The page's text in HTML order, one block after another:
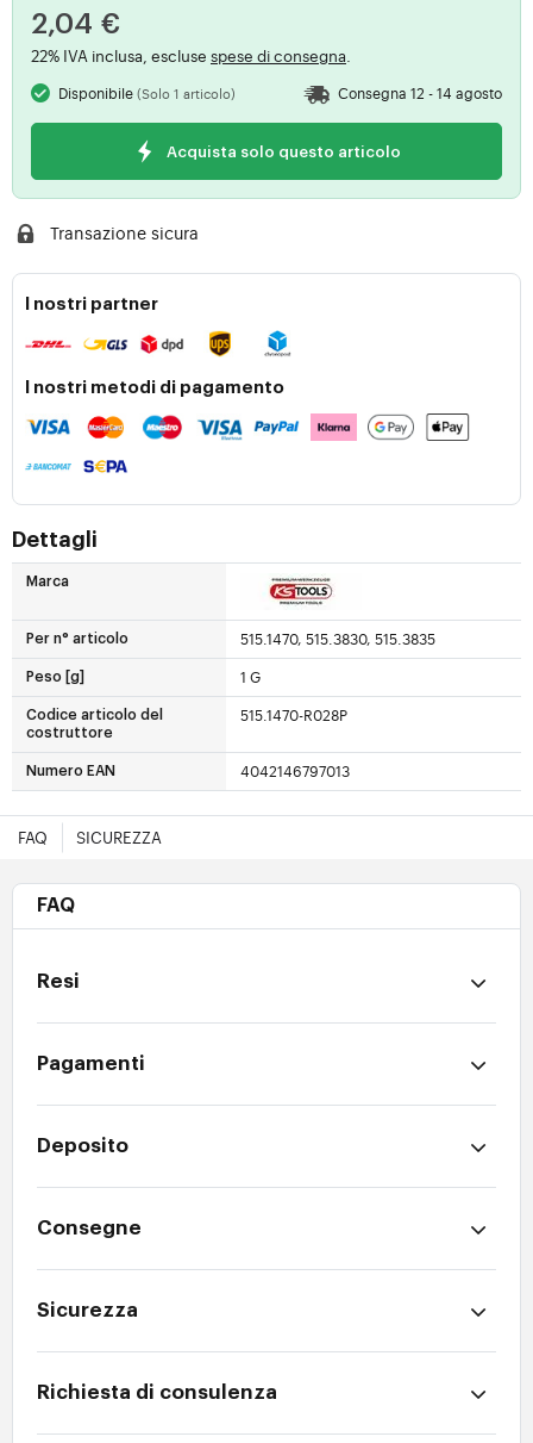
2,04 €
22% IVA inclusa, escluse spese di consegna
Disponibile(Solo 1 articolo) Consegna 12 - 14 agosto
Acquista solo questo articolo
Transazione sicura
I nostri partner
I nostri metodi di pagamento
Dettagli
Marca
Per n° articolo 515.1470, 515.3830, 515.3835
Peso [g] 1 G
Codice articolo del
costruttore
515.1470-R028P
Numero EAN 4042146797013
FAQ SICUREZZA
FAQ
Resi
Pagamenti
Deposito
Consegne
Sicurezza
Richiesta di consulenza